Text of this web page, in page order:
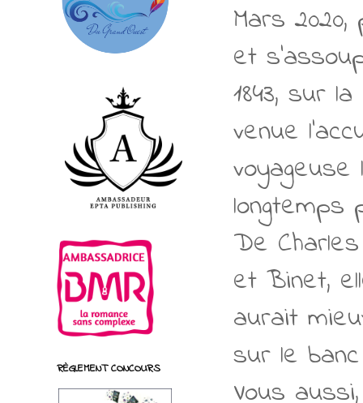
Mars
et
1843, sur
venue
De
et Binet,
aurait
sur le
Vous
RÈGLEMENT CONCOURS